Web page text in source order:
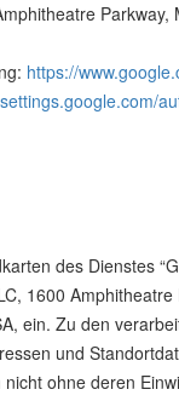
Parkway,
https://
des Dienstes
1600 Amphitheatre
ein. Zu den
und
ohne deren